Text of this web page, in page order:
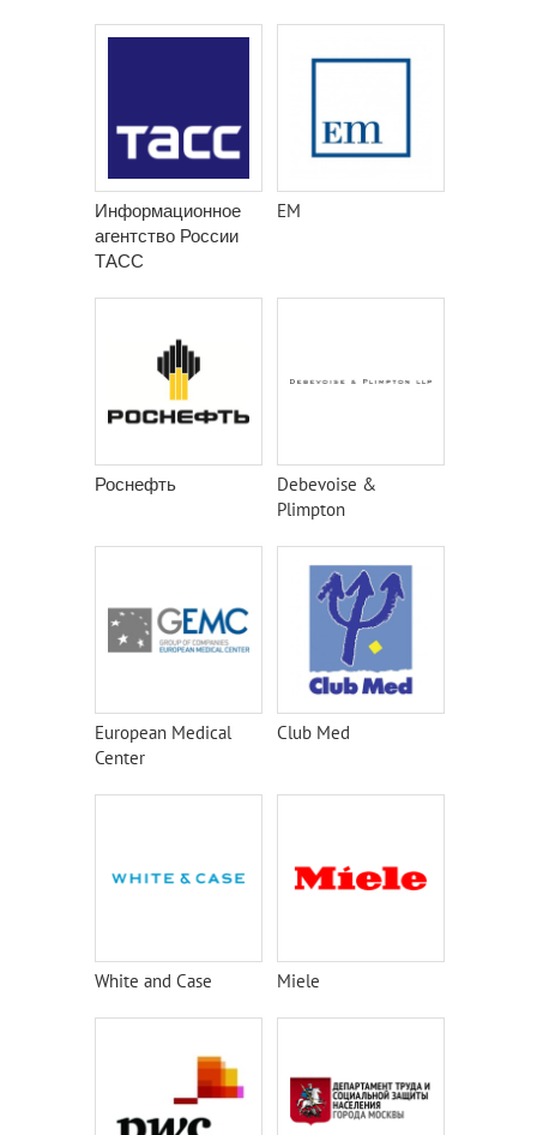
Информационное
агентство России
ТАСС
EM
Роснефть
Debevoise &
Plimpton
European Medical
Center
Club Med
White and Case Miele